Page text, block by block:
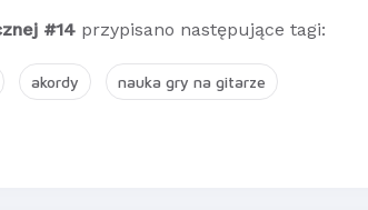
#14 przypisano następujące tagi:
akordy nauka gry na gitarze